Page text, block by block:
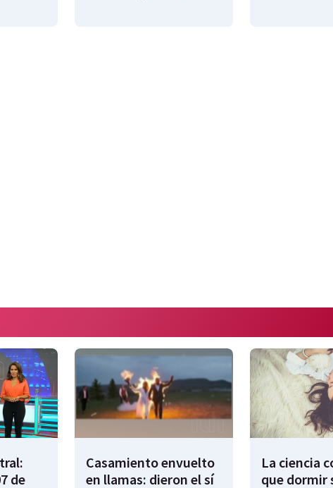
de
Casamiento envuelto
en llamas: dieron el sí
La ciencia
que dormir